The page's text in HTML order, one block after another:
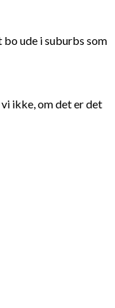
ude i suburbs som
ikke, om det er det